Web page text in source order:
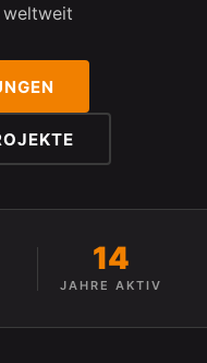
weltweit
14
JAHRE AKTIV